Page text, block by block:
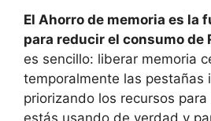
El Ahorro de memoria es la
para reducir el consumo de
es sencillo: liberar memoria
temporalmente las pestañas
priorizando los recursos